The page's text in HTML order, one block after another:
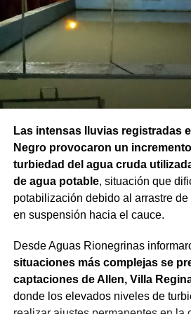
Las intensas lluvias registradas
Negro provocaron un
turbiedad del agua cruda
de agua potable, situación que
potabilización debido al arrastre de
en suspensión hacia el cauce.
Desde Aguas Rionegrinas
situaciones más complejas se
captaciones de Allen, Villa
donde los elevados niveles de